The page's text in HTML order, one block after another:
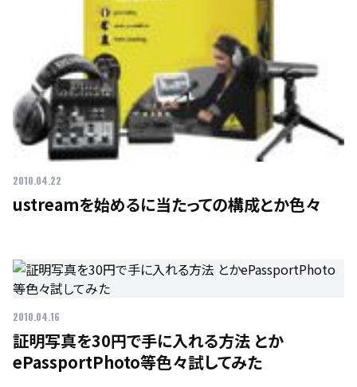
2010.04.22
ustreamを始めるに当たっての構成とか色々
2010.04.16
証明写真を30円で手に入れる方法 とか
ePassportPhoto等色々試してみた